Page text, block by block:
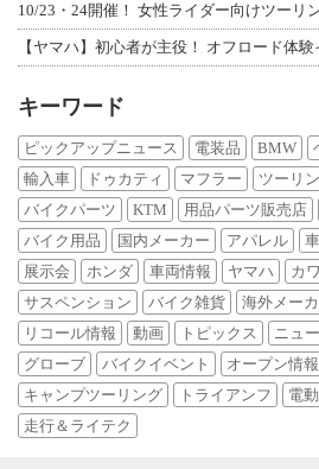
10/23・24開催！ 女性ライダー向けツーリ
【ヤマハ】初心者が主役！ オフロード体
キーワード
ピックアップニュース 電装品 BMW
輸入車
ドゥカティ マフラー ツーリ
バイクパーツ
KTM 用品パーツ販売店
バイク用品
国内メーカー アパレル
展示会
ホンダ 車両情報 ヤマハ カ
サスペンション
バイク雑貨 海外メー
リコール情報
動画 トピックス ニュ
グローブ
バイクイベント オープン情報
キャンプツーリング
トライアンフ 電
走行＆ライテク